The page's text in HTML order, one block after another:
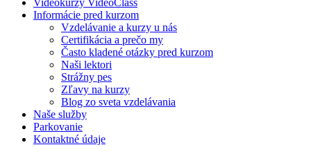
Videokurzy VideoClass
Informácie pred kurzom
Vzdelávanie a kurzy u nás
Certifikácia a prečo my
Často kladené otázky pred kurzom
Naši lektori
Strážny pes
Zľavy na kurzy
Blog zo sveta vzdelávania
Naše služby
Parkovanie
Kontaktné údaje